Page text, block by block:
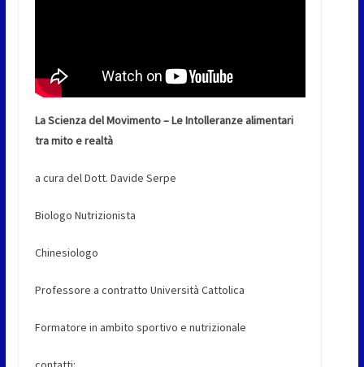
La Scienza del Movimento – Le Intolleranze alimentari
tra mito e realtà
a cura del Dott. Davide Serpe
Biologo Nutrizionista
Chinesiologo
Professore a contratto Università Cattolica
Formatore in ambito sportivo e nutrizionale